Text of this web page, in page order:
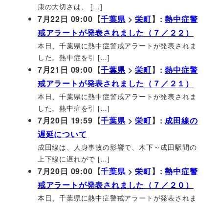
康の大切さは、 […]
7月22日 09:00【千葉県 >栄町】:熱中症警
戒アラートが発表されました（７／２２）
本日、千葉県に熱中症警戒アラートが発表されま
した。熱中症を引 […]
7月21日 09:00【千葉県 >栄町】:熱中症警
戒アラートが発表されました（７／２１）
本日、千葉県に熱中症警戒アラートが発表されま
した。熱中症を引 […]
7月20日 19:59【千葉県 >栄町】: 成田線の
遅延について
成田線は、人身事故の影響で、木下～成田駅間の
上下線に遅れがで […]
7月20日 09:00【千葉県 >栄町】:熱中症警
戒アラートが発表されました（７／２０）
本日、千葉県に熱中症警戒アラートが発表されま